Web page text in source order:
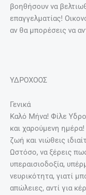
βοηθήσουν να
επαγγελματίας!
αν θα μπορέσεις να
ΥΔΡΟΧΟΟΣ
Γενικά
Καλό Μήνα! Φίλε
και χαρούμενη
ζωή και νιώθεις
Ωστόσο, να ξέρεις
υπεραισιοδοξία,
νευρικότητα, γιατί
απώλειες, αντί για